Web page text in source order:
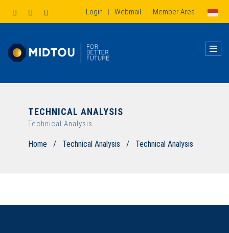
Login | Webmail | Member Area
TECHNICAL ANALYSIS
Technical Analysis
Home / Technical Analysis / Technical Analysis